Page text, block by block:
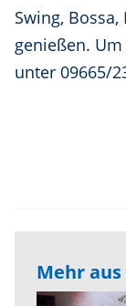
Swing,
genießen.
unter 09665/
Mehr